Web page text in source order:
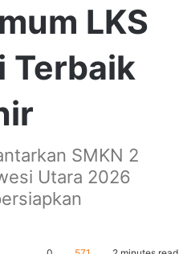
LKS
Terbaik
SMKN 2
Utara 2026